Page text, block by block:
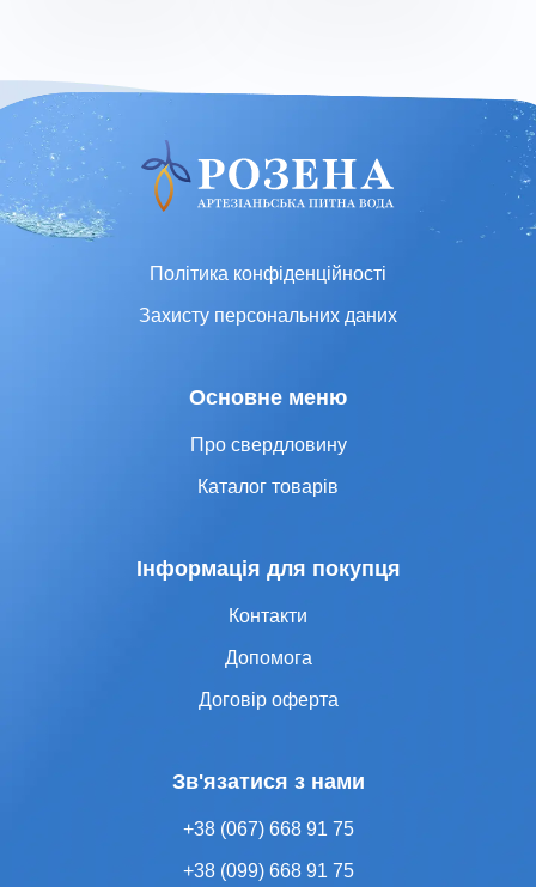
Політика конфіденційності
Захисту персональних даних
Основне меню
Про свердловину
Каталог товарів
Інформація для покупця
Контакти
Допомога
Договір оферта
Зв'язатися з нами
+38 (067) 668 91 75
+38 (099) 668 91 75